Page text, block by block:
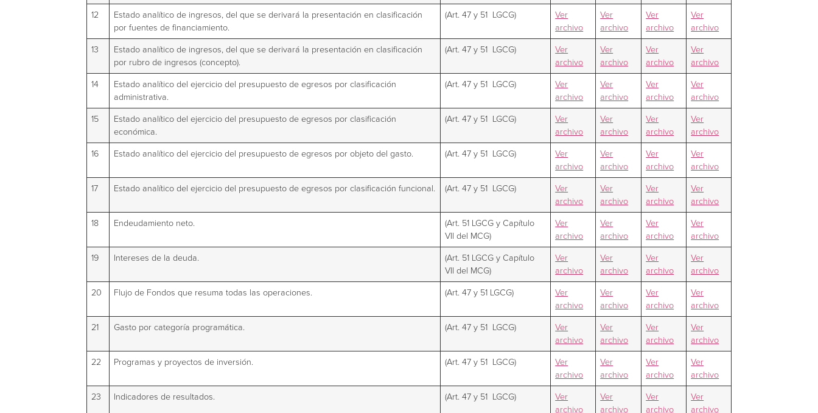
12
Estado analítico de ingresos, del que se derivará la presentación en clasificación
por fuentes de financiamiento.
(Art. 47 y 51 LGCG)
Ver
archivo
Ver
archivo
Ver
archivo
Ver
archivo
13
Estado analítico de ingresos, del que se derivará la presentación en clasificación
por rubro de ingresos (concepto).
(Art. 47 y 51 LGCG)
Ver
archivo
Ver
archivo
Ver
archivo
Ver
archivo
14
Estado analítico del ejercicio del presupuesto de egresos por clasificación
administrativa.
(Art. 47 y 51 LGCG)
Ver
archivo
Ver
archivo
Ver
archivo
Ver
archivo
15
Estado analítico del ejercicio del presupuesto de egresos por clasificación
económica.
(Art. 47 y 51 LGCG)
Ver
archivo
Ver
archivo
Ver
archivo
Ver
archivo
16
Estado analítico del ejercicio del presupuesto de egresos por objeto del gasto. (Art. 47 y 51 LGCG)
Ver
archivo
Ver
archivo
Ver
archivo
Ver
archivo
17
Estado analítico del ejercicio del presupuesto de egresos por clasificación funcional. (Art. 47 y 51 LGCG)
Ver
archivo
Ver
archivo
Ver
archivo
Ver
archivo
18
Endeudamiento neto.
(Art. 51 LGCG y Capítulo
VII del MCG)
Ver
archivo
Ver
archivo
Ver
archivo
Ver
archivo
19
Intereses de la deuda.
(Art. 51 LGCG y Capítulo
VII del MCG)
Ver
archivo
Ver
archivo
Ver
archivo
Ver
archivo
20
Flujo de Fondos que resuma todas las operaciones. (Art. 47 y 51 LGCG)
Ver
archivo
Ver
archivo
Ver
archivo
Ver
archivo
21
Gasto por categoría programática. (Art. 47 y 51 LGCG)
Ver
archivo
Ver
archivo
Ver
archivo
Ver
archivo
22
Programas y proyectos de inversión. (Art. 47 y 51 LGCG)
Ver
archivo
Ver
archivo
Ver
archivo
Ver
archivo
23
Indicadores de resultados. (Art. 47 y 51 LGCG)
Ver
archivo
Ver
archivo
Ver
archivo
Ver
archivo